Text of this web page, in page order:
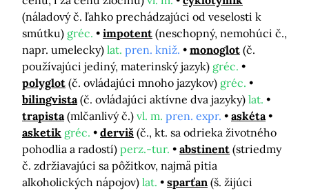
(náladový č. ľahko prechádzajúci od veselosti k
smútku) gréc. impotent (neschopný, nemohúci č.,
napr. umelecky) lat. pren. kniž. monoglot (č.
používajúci jediný, materinský jazyk) gréc.
polyglot (č. ovládajúci mnoho jazykov) gréc.
bilingvista (č. ovládajúci aktívne dva jazyky) lat.
trapista (mlčanlivý č.) vl. m. pren. expr.
askéta
asketik gréc. derviš (č., kt. sa odrieka životného
pohodlia a radostí) perz.-tur. abstinent (striedmy
č. zdržiavajúci sa pôžitkov, najmä pitia
alkoholických nápojov) lat. sparťan (š. žijúci